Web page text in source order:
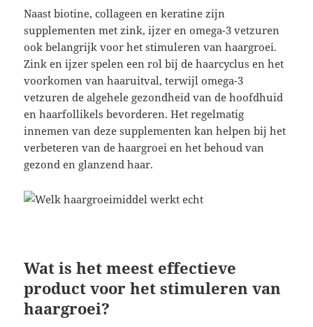
Naast biotine, collageen en keratine zijn
supplementen met zink, ijzer en omega-3 vetzuren
ook belangrijk voor het stimuleren van haargroei.
Zink en ijzer spelen een rol bij de haarcyclus en het
voorkomen van haaruitval, terwijl omega-3
vetzuren de algehele gezondheid van de hoofdhuid
en haarfollikels bevorderen. Het regelmatig
innemen van deze supplementen kan helpen bij het
verbeteren van de haargroei en het behoud van
gezond en glanzend haar.
Wat is het meest effectieve
product voor het stimuleren van
haargroei?